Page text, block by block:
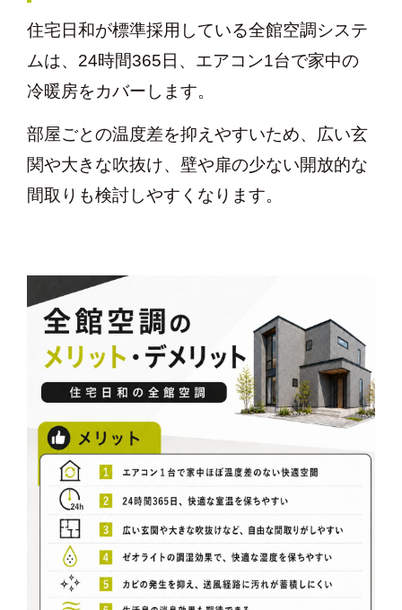
住宅日和が標準採用している全館空調システ
ムは、24時間365日、エアコン1台で家中の
冷暖房をカバーします。
部屋ごとの温度差を抑えやすいため、広い玄
関や大きな吹抜け、壁や扉の少ない開放的な
間取りも検討しやすくなります。